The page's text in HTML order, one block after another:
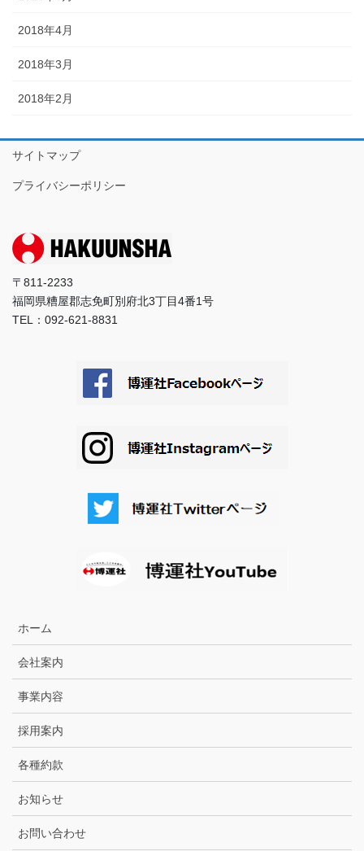
2018年4月
2018年3月
2018年2月
サイトマップ
プライバシーポリシー
〒811-2233
福岡県糟屋郡志免町別府北3丁目4番1号
TEL：092-621-8831
ホーム
会社案内
事業内容
採用案内
各種約款
お知らせ
お問い合わせ